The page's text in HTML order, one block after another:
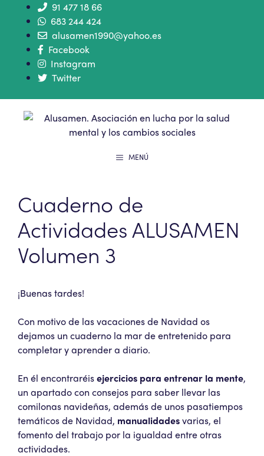
91 477 18 66
683 244 424
alusamen1990@yahoo.es
Facebook
Instagram
Twitter
MENÚ
Cuaderno de
Actividades ALUSAMEN
Volumen 3
¡Buenas tardes!
Con motivo de las vacaciones de Navidad os
dejamos un cuaderno la mar de entretenido para
completar y aprender a diario.
En él encontraréisejercicios para entrenar la mente,
un apartado con consejos para saber llevar las
comilonas navideñas, además de unos pasatiempos
temáticos de Navidad, manualidadesvarias, el
fomento del trabajo por la igualdad entre otras
actividades.